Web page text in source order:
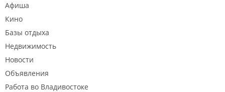
Афиша
Кино
Базы отдыха
Недвижимость
Новости
Объявления
Работа во Владивостоке